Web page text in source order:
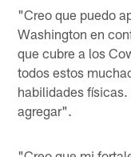
"Creo que puedo
Washington en
que cubre a los
todos estos
habilidades
agregar".